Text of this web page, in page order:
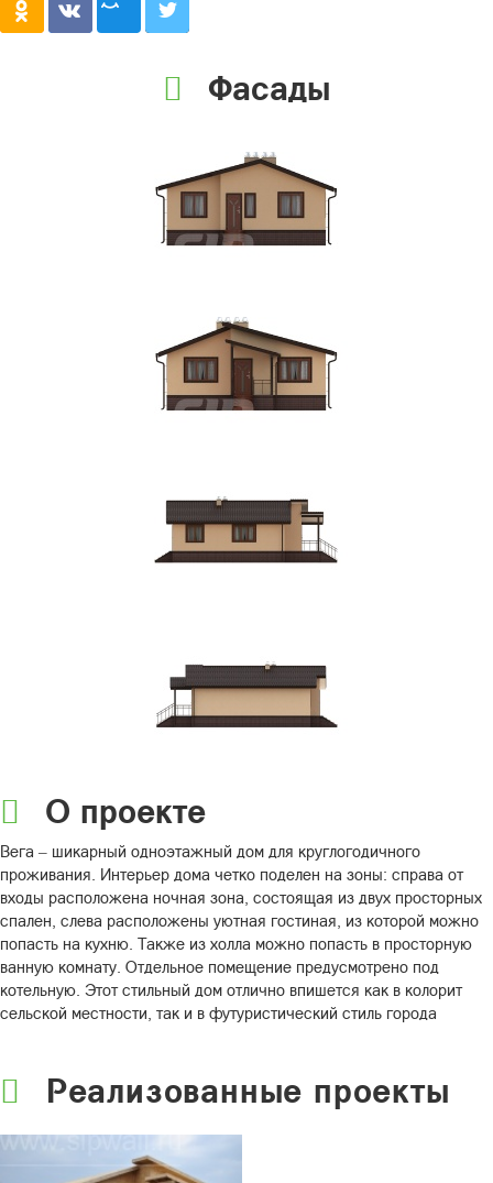
Фасады
О проекте
Вега – шикарный одноэтажный дом для круглогодичного
проживания. Интерьер дома четко поделен на зоны: справа от
входы расположена ночная зона, состоящая из двух просторных
спален, слева расположены уютная гостиная, из которой можно
попасть на кухню. Также из холла можно попасть в просторную
ванную комнату. Отдельное помещение предусмотрено под
котельную. Этот стильный дом отлично впишется как в колорит
сельской местности, так и в футуристический стиль города
Реализованные проекты